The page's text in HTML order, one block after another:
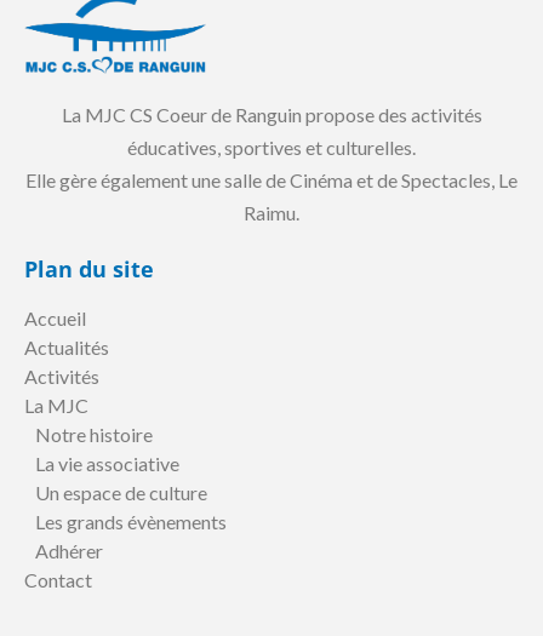
La MJC CS Coeur de Ranguin propose des activités
éducatives, sportives et culturelles.
Elle gère également une salle de Cinéma et de Spectacles, Le
Raimu.
Plan du site
Accueil
Actualités
Activités
La MJC
Notre histoire
La vie associative
Un espace de culture
Les grands évènements
Adhérer
Contact